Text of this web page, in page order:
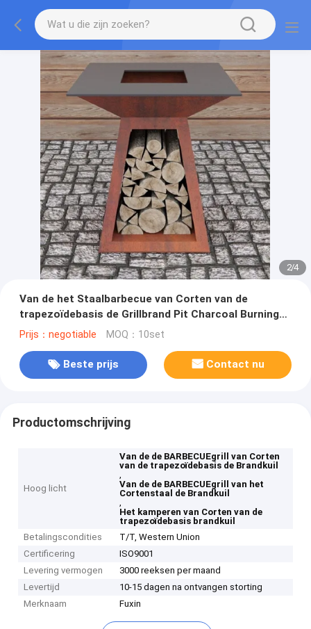
2/4
Van de het Staalbarbecue van Corten van de
trapezoïdebasis de Grillbrand Pit Charcoal Burning
Camping
Prijs：negotiable MOQ：10set
Beste prijs Contact nu
Productomschrijving
Hoog licht
Van de de BARBECUEgrill van Corten
van de trapezoïdebasis de Brandkuil
,
Van de de BARBECUEgrill van het
Cortenstaal de Brandkuil
,
Het kamperen van Corten van de
trapezoïdebasis brandkuil
Betalingscondities
T/T, Western Union
Certificering
ISO9001
Levering vermogen
3000 reeksen per maand
Levertijd
10-15 dagen na ontvangen storting
Merknaam
Fuxin